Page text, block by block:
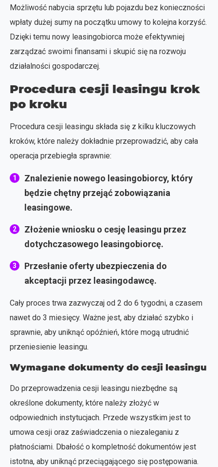
Możliwość nabycia sprzętu lub pojazdu bez konieczności
wpłaty dużej sumy na początku umowy to kolejna korzyść.
Dzięki temu nowy leasingobiorca może efektywniej
zarządzać swoimi finansami i skupić się na rozwoju
działalności gospodarczej.
Procedura cesji leasingu krok
po kroku
Procedura cesji leasingu składa się z kilku kluczowych
kroków, które należy dokładnie przeprowadzić, aby cała
operacja przebiegła sprawnie:
Znalezienie nowego leasingobiorcy, który
będzie chętny przejąć zobowiązania
leasingowe.
Złożenie wniosku o cesję leasingu przez
dotychczasowego leasingobiorcę.
Przesłanie oferty ubezpieczenia do
akceptacji przez leasingodawcę.
Cały proces trwa zazwyczaj od 2 do 6 tygodni, a czasem
nawet do 3 miesięcy. Ważne jest, aby działać szybko i
sprawnie, aby uniknąć opóźnień, które mogą utrudnić
przeniesienie leasingu.
Wymagane dokumenty do cesji leasingu
Do przeprowadzenia cesji leasingu niezbędne są
określone dokumenty, które należy złożyć w
odpowiednich instytucjach. Przede wszystkim jest to
umowa cesji oraz zaświadczenia o niezaleganiu z
płatnościami. Dbałość o kompletność dokumentów jest
istotna, aby uniknąć przeciągającego się postępowania.